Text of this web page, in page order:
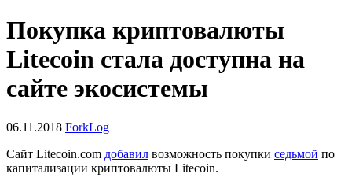
Покупка криптовалюты
Litecoin стала доступна на
сайте экосистемы
06.11.2018 ForkLog
Сайт Litecoin.com добавил возможность покупки седьмой по
капитализации криптовалюты Litecoin.